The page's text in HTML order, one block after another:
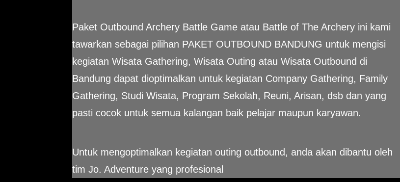
Paket Outbound Archery Battle Game atau Battle of The Archery ini kami
tawarkan sebagai pilihan PAKET OUTBOUND BANDUNG untuk mengisi
kegiatan Wisata Gathering, Wisata Outing atau Wisata Outbound di
Bandung dapat dioptimalkan untuk kegiatan Company Gathering, Family
Gathering, Studi Wisata, Program Sekolah, Reuni, Arisan, dsb dan yang
pasti cocok untuk semua kalangan baik pelajar maupun karyawan.
Untuk mengoptimalkan kegiatan outing outbound, anda akan dibantu oleh
tim Jo. Adventure yang profesional